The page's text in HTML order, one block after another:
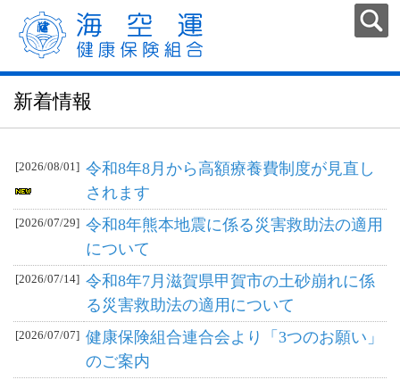
新着情報
[2026/08/01] 令和8年8月から高額療養費制度が見直し
されます
[2026/07/29] 令和8年熊本地震に係る災害救助法の適用
について
[2026/07/14] 令和8年7月滋賀県甲賀市の土砂崩れに係
る災害救助法の適用について
[2026/07/07] 健康保険組合連合会より「3つのお願い」
のご案内